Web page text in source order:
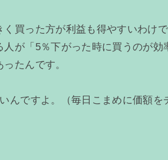
買った方が利益も得やすいわけ
が「5％下がった時に買うのが効
たんです。
んですよ。（毎日こまめに価額